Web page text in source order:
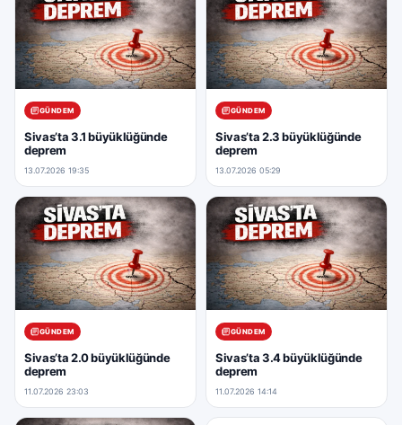
GÜNDEM
Sivas’ta 3.1 büyüklüğünde
deprem
13.07.2026 19:35
GÜNDEM
Sivas’ta 2.3 büyüklüğünde
deprem
13.07.2026 05:29
GÜNDEM
Sivas’ta 2.0 büyüklüğünde
deprem
11.07.2026 23:03
GÜNDEM
Sivas’ta 3.4 büyüklüğünde
deprem
11.07.2026 14:14